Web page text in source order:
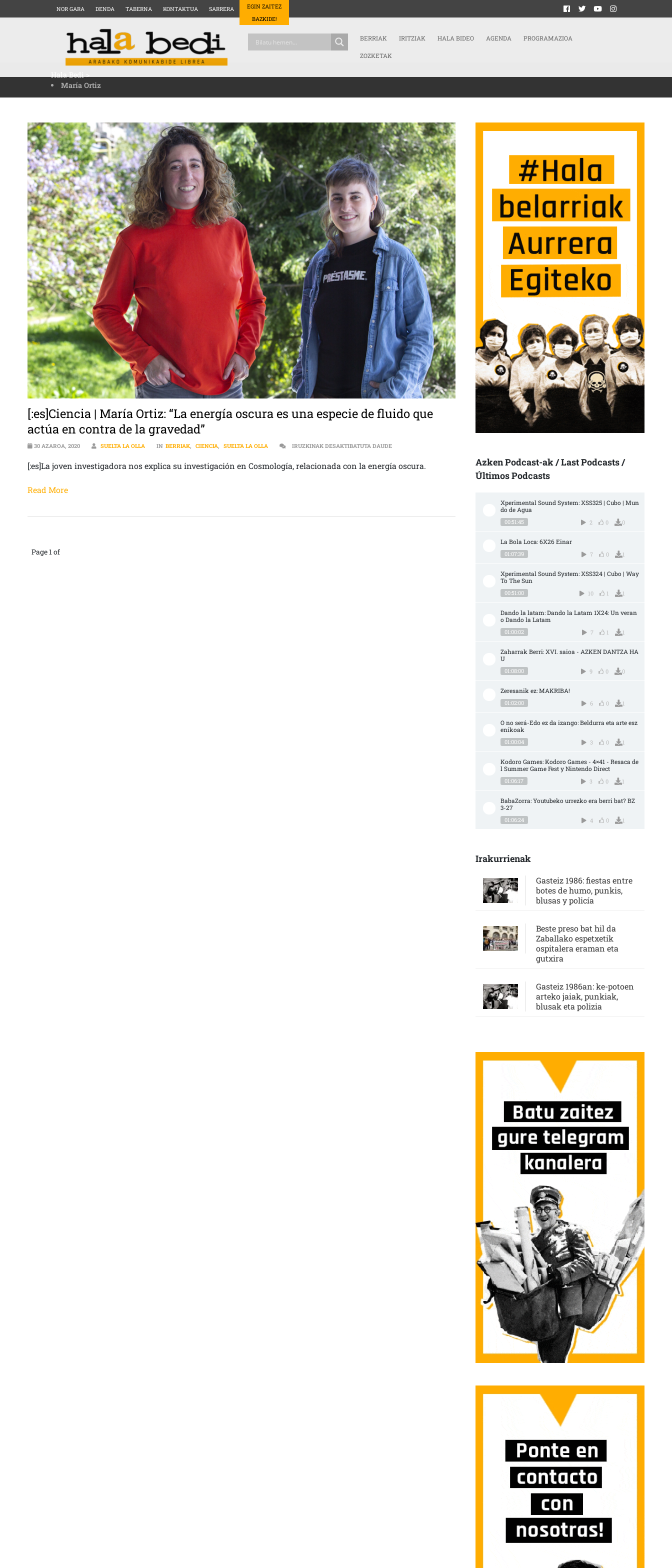
NOR GARA DENDA TABERNA KONTAKTUA SARRERA
EGIN ZAITEZ
BAZKIDE!
BERRIAK IRITZIAK HALA BIDEO AGENDA PROGRAMAZIOA
ZOZKETAK
Hala Bedi>
María Ortiz
[:es]Ciencia | María Ortiz: “La energía oscura es una especie de fluido que
actúa en contra de la gravedad”
30 AZAROA, 2020 SUELTA LA OLLA IN BERRIAK, CIENCIA, SUELTA LA OLLA IRUZKINAK DESAKTIBATUTA DAUDE[:ES]CIENCIA | MARÍA ORTIZ: “LA ENERGÍA OSCURA ES UNA ESPECIE DE FLUIDO QUE ACTÚA EN
[:es]La joven investigadora nos explica su investigación en Cosmología, relacionada con la energía oscura.
Read More
Page 1 of
Azken Podcast-ak / Last Podcasts /
Últimos Podcasts
Xperimental Sound System: XSS325 | Cubo | Mun
do de Agua
00:51:45 2 0 0
La Bola Loca: 6X26 Einar
01:07:39 7 0 1
Xperimental Sound System: XSS324 | Cubo | Way
To The Sun
00:51:00 10 1 1
Dando la latam: Dando la Latam 1X24: Un veran
o Dando la Latam
01:00:02 7 1 1
Zaharrak Berri: XVI. saioa - AZKEN DANTZA HA
U
01:08:00 9 0 0
Zeresanik ez: MAKRIBA!
01:02:00 6 0 1
O no será-Edo ez da izango: Beldurra eta arte esz
enikoak
01:00:04 3 0 1
Kodoro Games: Kodoro Games - 4×41 - Resaca de
l Summer Game Fest y Nintendo Direct
01:06:17 3 0 1
BabaZorra: Youtubeko urrezko era berri bat? BZ
3-27
01:06:24 4 0 1
Irakurrienak
Gasteiz 1986: fiestas entre
botes de humo, punkis,
blusas y policía
Beste preso bat hil da
Zaballako espetxetik
ospitalera eraman eta
gutxira
Gasteiz 1986an: ke-potoen
arteko jaiak, punkiak,
blusak eta polizia